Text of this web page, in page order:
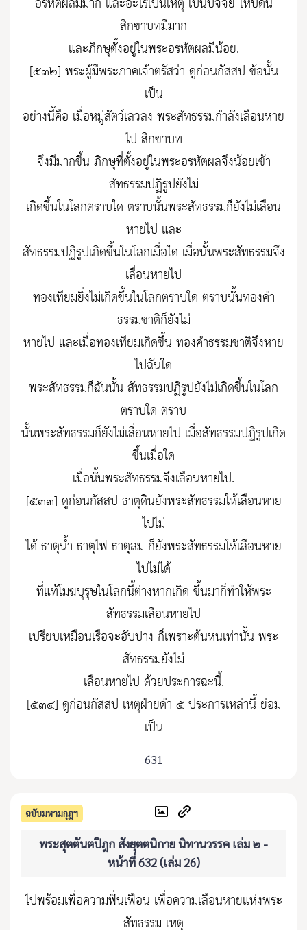
สิกขาบทมีมาก
และภิกษุตั้งอยู่ในพระอรหัตผลมีน้อย.
[๕๓๒] พระผู้มีพระภาคเจ้าตรัสว่า ดูก่อนกัสสป ข้อนั้น
เป็น
อย่างนี้คือ เมื่อหมู่สัตว์เลวลง พระสัทธรรมกำลังเลือนหาย
ไป สิกขาบท
จึงมีมากขึ้น ภิกษุที่ตั้งอยู่ในพระอรหัตผลจึงน้อยเข้า
สัทธรรมปฏิรูปยังไม่
เกิดขึ้นในโลกตราบใด ตราบนั้นพระสัทธรรมก็ยังไม่เลือน
หายไป และ
สัทธรรมปฏิรูปเกิดขึ้นในโลกเมื่อใด เมื่อนั้นพระสัทธรรมจึง
เลื่อนหายไป
ทองเทียมยิ่งไม่เกิดขึ้นในโลกตราบใด ตราบนั้นทองคำ
ธรรมชาติก็ยังไม่
หายไป และเมื่อทองเทียมเกิดขึ้น ทองคำธรรมชาติจึงหาย
ไปฉันใด
พระสัทธรรมก็ฉันนั้น สัทธรรมปฏิรูปยังไม่เกิดขึ้นในโลก
ตราบใด ตราบ
นั้นพระสัทธรรมก็ยังไม่เลื่อนหายไป เมื่อสัทธรรมปฏิรูปเกิด
ขึ้นเมื่อใด
เมื่อนั้นพระสัทธรรมจึงเลือนหายไป.
[๕๓๓] ดูก่อนกัสสป ธาตุดินยังพระสัทธรรมให้เลือนหาย
ไปไม่
ได้ ธาตุน้ำ ธาตุไฟ ธาตุลม ก็ยังพระสัทธรรมให้เลือนหาย
ไปไม่ได้
ที่แท้โมฆบุรุษในโลกนี้ต่างหากเกิด ขึ้นมาก็ทำให้พระ
สัทธรรมเลือนหายไป
เปรียบเหมือนเรือจะอับปาง ก็เพราะต้นหนเท่านั้น พระ
สัทธรรมยังไม่
เลือนหายไป ด้วยประการฉะนี้.
[๕๓๔] ดูก่อนกัสสป เหตุฝ่ายดำ ๕ ประการเหล่านี้ ย่อม
เป็น
631
ฉบับมหามกุฏฯ
พระสุตตันตปิฎก สังยุตตนิกาย นิทานวรรค เล่ม ๒ -
หน้าที่ 632 (เล่ม 26)
ไปพร้อมเพื่อความฟั่นเฟือน เพื่อความเลือนหายแห่งพระ
สัทธรรม เหตุ